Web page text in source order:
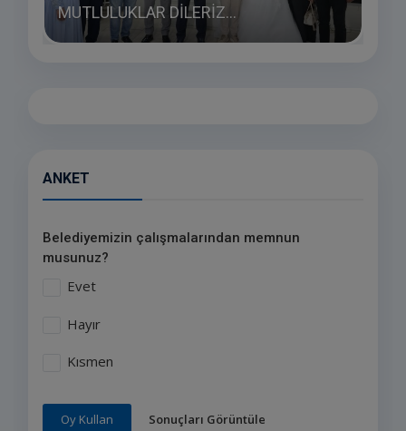
MUTLULUKLAR DİLERİZ...
ANKET
Belediyemizin çalışmalarından memnun
musunuz?
Evet
Hayır
Kısmen
Oy Kullan Sonuçları Görüntüle